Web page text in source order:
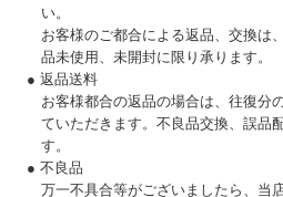
い。
お客様のご都合による返品、交換は
品未使用、未開封に限り承ります。
● 返品送料
お客様都合の返品の場合は、往復分
ていただきます。不良品交換、誤品
す。
● 不良品
万一不具合等がございましたら、当